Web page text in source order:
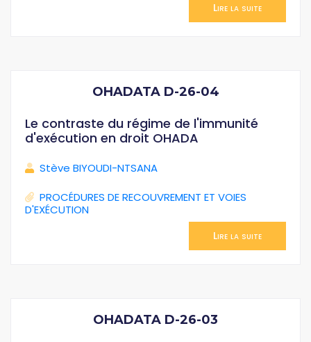
Lire la suite
OHADATA D-26-04
Le contraste du régime de l'immunité
d'exécution en droit OHADA
Stève BIYOUDI-NTSANA
PROCÉDURES DE RECOUVREMENT ET VOIES
D'EXÉCUTION
Lire la suite
OHADATA D-26-03